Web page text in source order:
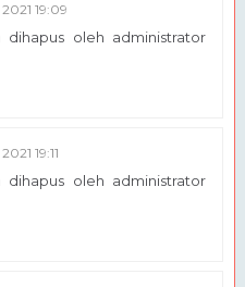
19:09
oleh administrator
19:11
oleh administrator